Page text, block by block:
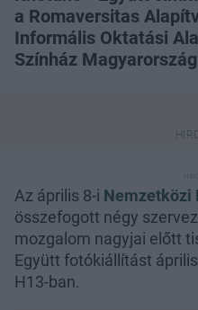
a Romaversitas
Informális Oktatási
Színház
Az április 8-i Nemzetközi
összefogott négy
mozgalom nagyjai előtt
Együtt fotókiállítást
H13-ban.